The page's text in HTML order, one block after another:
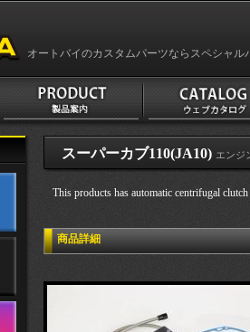
オートバイのカスタムパーツならスペシャル
スーパーカブ110(JA10) エンジ
This products has automatic centrifugal
商品詳細